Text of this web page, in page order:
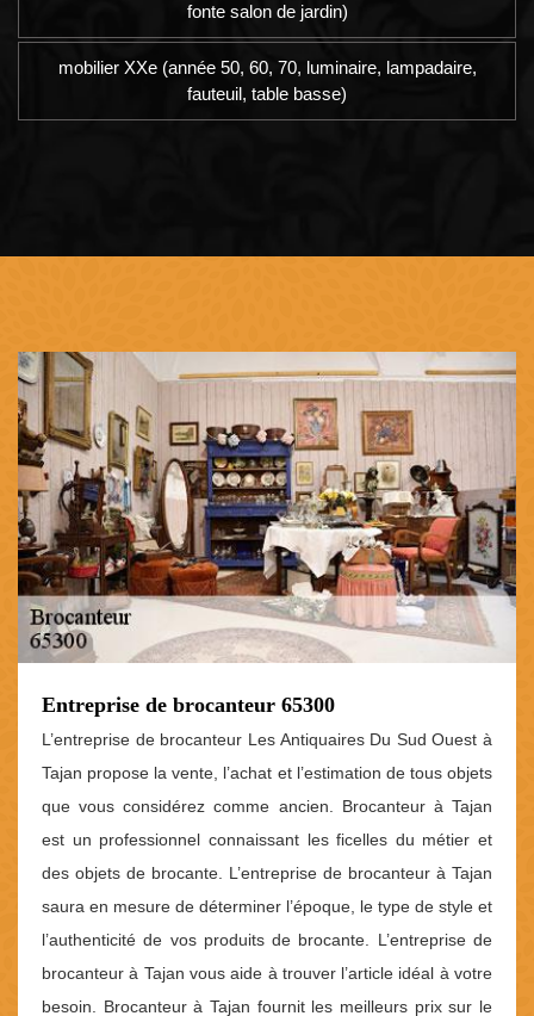
fonte salon de jardin)
mobilier XXe (année 50, 60, 70, luminaire, lampadaire,
fauteuil, table basse)
Entreprise de brocanteur 65300
L’entreprise de brocanteur Les Antiquaires Du Sud Ouest à
Tajan propose la vente, l’achat et l’estimation de tous objets
que vous considérez comme ancien. Brocanteur à Tajan
est un professionnel connaissant les ficelles du métier et
des objets de brocante. L’entreprise de brocanteur à Tajan
saura en mesure de déterminer l’époque, le type de style et
l’authenticité de vos produits de brocante. L’entreprise de
brocanteur à Tajan vous aide à trouver l’article idéal à votre
besoin. Brocanteur à Tajan fournit les meilleurs prix sur le